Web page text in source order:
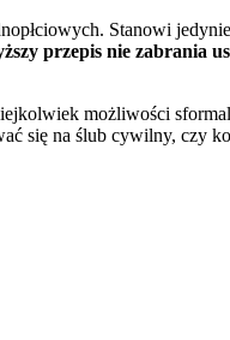
Stanowi
przepis nie zabrania
możliwości
się na ślub cywilny, czy